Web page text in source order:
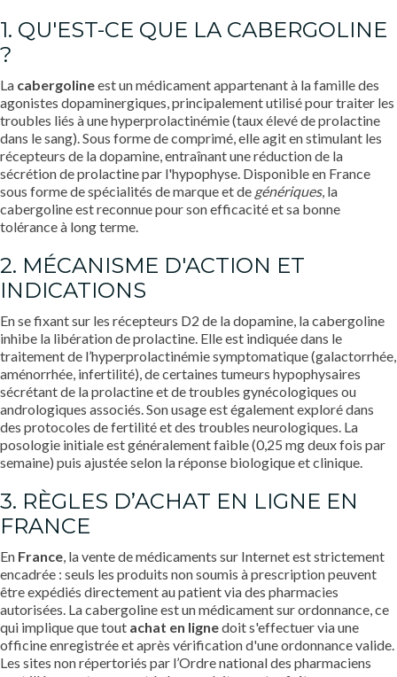
1. QU'EST-CE QUE LA CABERGOLINE
?
La cabergolineest un médicament appartenant à la famille des
agonistes dopaminergiques, principalement utilisé pour traiter les
troubles liés à une hyperprolactinémie (taux élevé de prolactine
dans le sang). Sous forme de comprimé, elle agit en stimulant les
récepteurs de la dopamine, entraînant une réduction de la
sécrétion de prolactine par l'hypophyse. Disponible en France
sous forme de spécialités de marque et de génériques, la
cabergoline est reconnue pour son efficacité et sa bonne
tolérance à long terme.
2. MÉCANISME D'ACTION ET
INDICATIONS
En se fixant sur les récepteurs D2 de la dopamine, la cabergoline
inhibe la libération de prolactine. Elle est indiquée dans le
traitement de l’hyperprolactinémie symptomatique (galactorrhée,
aménorrhée, infertilité), de certaines tumeurs hypophysaires
sécrétant de la prolactine et de troubles gynécologiques ou
andrologiques associés. Son usage est également exploré dans
des protocoles de fertilité et des troubles neurologiques. La
posologie initiale est généralement faible (0,25 mg deux fois par
semaine) puis ajustée selon la réponse biologique et clinique.
3. RÈGLES D’ACHAT EN LIGNE EN
FRANCE
En France, la vente de médicaments sur Internet est strictement
encadrée : seuls les produits non soumis à prescription peuvent
être expédiés directement au patient via des pharmacies
autorisées. La cabergoline est un médicament sur ordonnance, ce
qui implique que tout achat en lignedoit s'effectuer via une
officine enregistrée et après vérification d'une ordonnance valide.
Les sites non répertoriés par l’Ordre national des pharmaciens